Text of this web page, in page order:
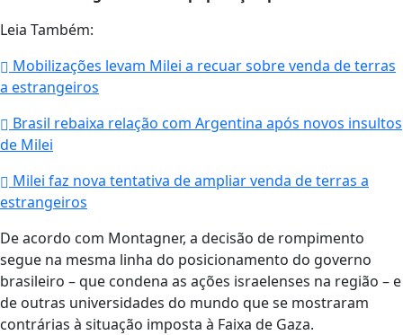
Leia Também:
Mobilizações levam Milei a recuar sobre venda de terras
a estrangeiros
Brasil rebaixa relação com Argentina após novos insultos
de Milei
Milei faz nova tentativa de ampliar venda de terras a
estrangeiros
De acordo com Montagner, a decisão de rompimento
segue na mesma linha do posicionamento do governo
brasileiro – que condena as ações israelenses na região – e
de outras universidades do mundo que se mostraram
contrárias à situação imposta à Faixa de Gaza.